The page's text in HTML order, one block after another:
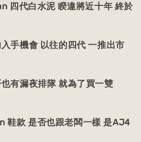
四代白水泥 睽違將近十年 終於
手機會 以往的四代 一推出市
有漏夜排隊 就為了買一雙
鞋款 是否也跟老闆一樣 是AJ4